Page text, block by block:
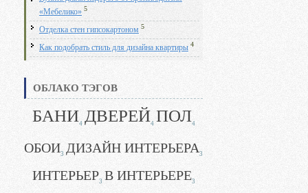
«Мебелико» 5
Отделка стен гипсокартоном 5
Как подобрать стиль для дизайна квартиры 4
ОБЛАКО ТЭГОВ
БАНИ4 ДВЕРЕЙ4 ПОЛ4
ОБОИ3 ДИЗАЙН ИНТЕРЬЕРА3
ИНТЕРЬЕР3 В ИНТЕРЬЕРЕ3